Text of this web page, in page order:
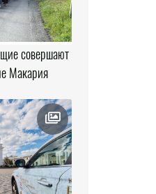
совершают
Макария